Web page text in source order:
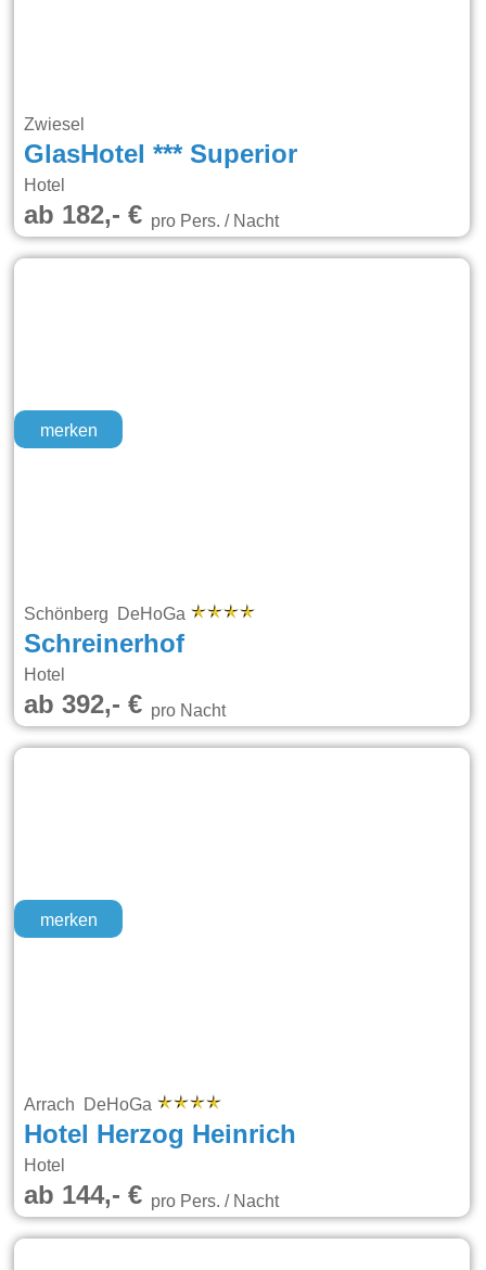
Zwiesel
GlasHotel *** Superior
Hotel
ab 182,- €pro Pers. / Nacht
merken
Schönberg DeHoGa
Schreinerhof
Hotel
ab 392,- €pro Nacht
merken
Arrach DeHoGa
Hotel Herzog Heinrich
Hotel
ab 144,- €pro Pers. / Nacht